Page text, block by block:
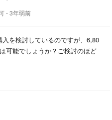
んので
認して下さい！
や不良品の場合は対応取らさせて
を通して報告お願い致します！
パクトにして安い値段で送りたい
- 3年弱前
を検討しているのですが、6,80
可能でしょうか？ご検討のほど